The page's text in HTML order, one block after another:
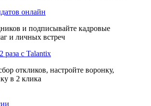
онлайн
и подписывайте кадровые
и личных встреч
раза с Talantix
откликов, настройте воронку,
в 2 клика